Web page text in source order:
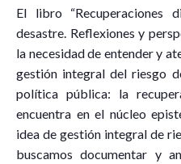
El libro “Recuperaciones
desastre. Reflexiones y
la necesidad de entender y
gestión integral del riesgo
política pública: la
encuentra en el núcleo
idea de gestión integral de
buscamos documentar y